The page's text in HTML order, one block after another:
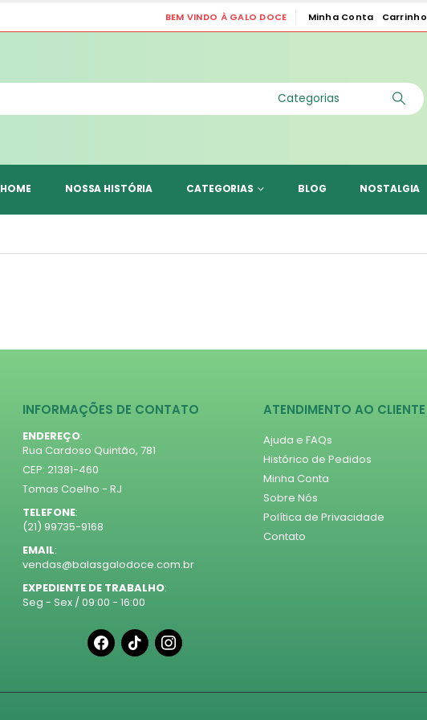
BEM VINDO À GALO DOCE Minha Conta Carrinho
HOME NOSSA HISTÓRIA CATEGORIAS BLOG NOSTALGIA
INFORMAÇÕES DE CONTATO
ENDEREÇO:
Rua Cardoso Quintão, 781
CEP: 21381-460
Tomas Coelho - RJ
TELEFONE:
(21) 99735-9168
EMAIL:
vendas@balasgalodoce.com.br
EXPEDIENTE DE TRABALHO:
Seg - Sex / 09:00 - 16:00
facebook
tiktok instagram
ATENDIMENTO AO CLIENTE
Ajuda e FAQs
Histórico de Pedidos
Minha Conta
Sobre Nós
Política de Privacidade
Contato